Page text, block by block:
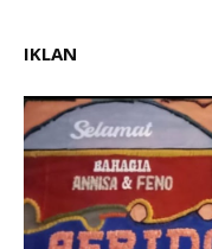
IKLAN